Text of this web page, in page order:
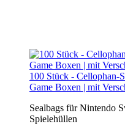
100 Stück - Cellophan-
Game Boxen | mit
Sealbags für Nintendo
Spielehüllen